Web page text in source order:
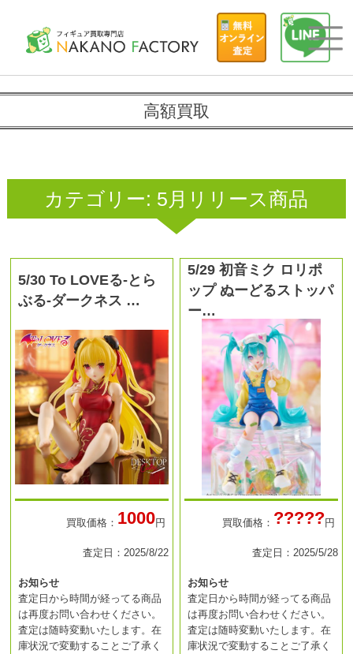
高額買取
カテゴリー: 5月リリース商品
5/30 To LOVEる-とら
ぶる-ダークネス …
買取価格： 1000円
査定日：2025/8/22
お知らせ
査定日から時間が経ってる商品
は再度お問い合わせください。
査定は随時変動いたします。在
庫状況で変動することご了承く
5/29 初音ミク ロリポ
ップ ぬーどるストッパ
ー…
買取価格： ?????円
査定日：2025/5/28
お知らせ
査定日から時間が経ってる商品
は再度お問い合わせください。
査定は随時変動いたします。在
庫状況で変動することご了承く